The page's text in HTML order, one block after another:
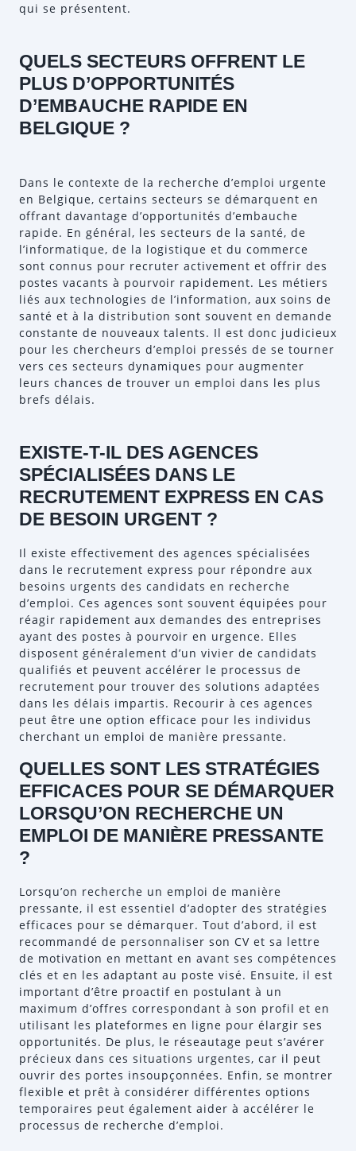
qui se présentent.
QUELS SECTEURS OFFRENT LE
PLUS D’OPPORTUNITÉS
D’EMBAUCHE RAPIDE EN
BELGIQUE ?
Dans le contexte de la recherche d’emploi urgente
en Belgique, certains secteurs se démarquent en
offrant davantage d’opportunités d’embauche
rapide. En général, les secteurs de la santé, de
l’informatique, de la logistique et du commerce
sont connus pour recruter activement et offrir des
postes vacants à pourvoir rapidement. Les métiers
liés aux technologies de l’information, aux soins de
santé et à la distribution sont souvent en demande
constante de nouveaux talents. Il est donc judicieux
pour les chercheurs d’emploi pressés de se tourner
vers ces secteurs dynamiques pour augmenter
leurs chances de trouver un emploi dans les plus
brefs délais.
EXISTE-T-IL DES AGENCES
SPÉCIALISÉES DANS LE
RECRUTEMENT EXPRESS EN CAS
DE BESOIN URGENT ?
Il existe effectivement des agences spécialisées
dans le recrutement express pour répondre aux
besoins urgents des candidats en recherche
d’emploi. Ces agences sont souvent équipées pour
réagir rapidement aux demandes des entreprises
ayant des postes à pourvoir en urgence. Elles
disposent généralement d’un vivier de candidats
qualifiés et peuvent accélérer le processus de
recrutement pour trouver des solutions adaptées
dans les délais impartis. Recourir à ces agences
peut être une option efficace pour les individus
cherchant un emploi de manière pressante.
QUELLES SONT LES STRATÉGIES
EFFICACES POUR SE DÉMARQUER
LORSQU’ON RECHERCHE UN
EMPLOI DE MANIÈRE PRESSANTE
?
Lorsqu’on recherche un emploi de manière
pressante, il est essentiel d’adopter des stratégies
efficaces pour se démarquer. Tout d’abord, il est
recommandé de personnaliser son CV et sa lettre
de motivation en mettant en avant ses compétences
clés et en les adaptant au poste visé. Ensuite, il est
important d’être proactif en postulant à un
maximum d’offres correspondant à son profil et en
utilisant les plateformes en ligne pour élargir ses
opportunités. De plus, le réseautage peut s’avérer
précieux dans ces situations urgentes, car il peut
ouvrir des portes insoupçonnées. Enfin, se montrer
flexible et prêt à considérer différentes options
temporaires peut également aider à accélérer le
processus de recherche d’emploi.